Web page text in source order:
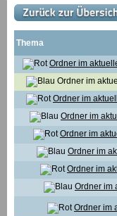
Thema
Ordner im
Ordner im
Ordner im
Ordner im
Ordner im
Ordner im
Ordner im
Ordner im
Ordner im